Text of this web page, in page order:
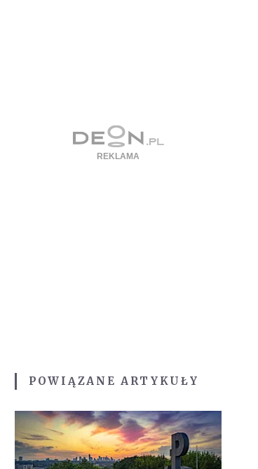
POWIĄZANE ARTYKUŁY